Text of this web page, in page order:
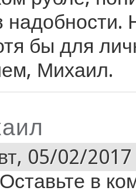
надобности.
бы для
Михаил.
05/02/
в